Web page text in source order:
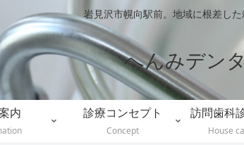
岩見沢市幌向駅前。地域に根差し
へんみデン
内
診療コンセプト
Concept
訪問歯科
House